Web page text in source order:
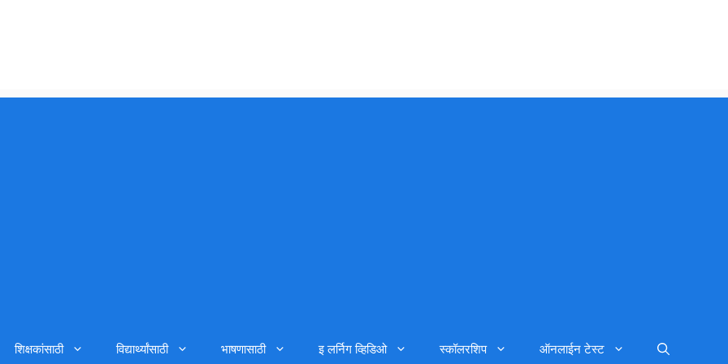
शिक्षकांसाठी विद्यार्थ्यांसाठी भाषणासाठी इ लर्निग व्हिडिओ स्कॉलरशिप ऑनलाईन टेस्ट